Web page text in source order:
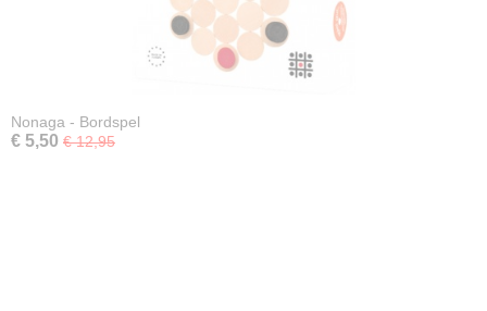
Nonaga - Bordspel
€ 5,50 € 12,95